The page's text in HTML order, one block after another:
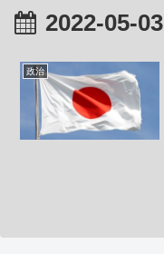
2022-05-03
政治